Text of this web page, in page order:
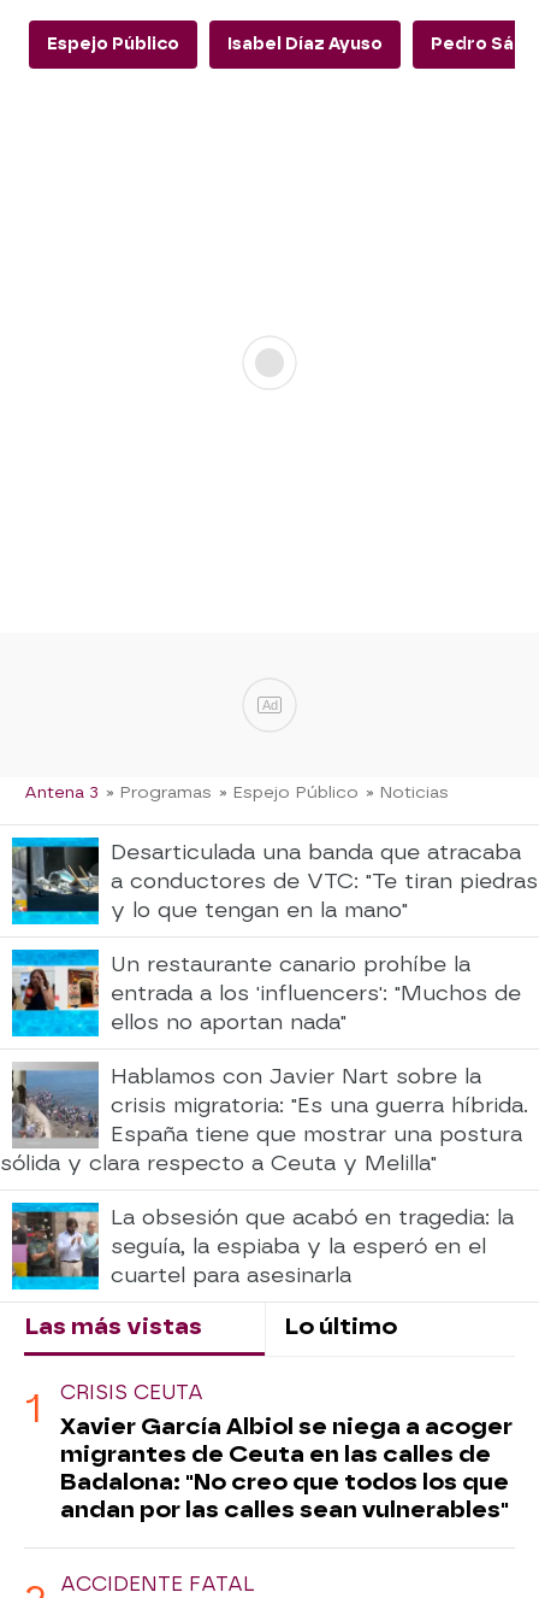
Espejo Público Isabel Díaz Ayuso Pedro
Ad
Antena 3 » Programas » Espejo Público » Noticias
Desarticulada una banda que atracaba
a conductores de VTC: "Te tiran piedras
y lo que tengan en la mano"
Un restaurante canario prohíbe la
entrada a los 'influencers': "Muchos de
ellos no aportan nada"
Hablamos con Javier Nart sobre la
crisis migratoria: "Es una guerra híbrida.
España tiene que mostrar una postura
sólida y clara respecto a Ceuta y Melilla"
La obsesión que acabó en tragedia: la
seguía, la espiaba y la esperó en el
cuartel para asesinarla
Las más vistas Lo último
CRISIS CEUTA
Xavier García Albiol se niega a acoger
migrantes de Ceuta en las calles de
Badalona: "No creo que todos los que
andan por las calles sean vulnerables"
ACCIDENTE FATAL